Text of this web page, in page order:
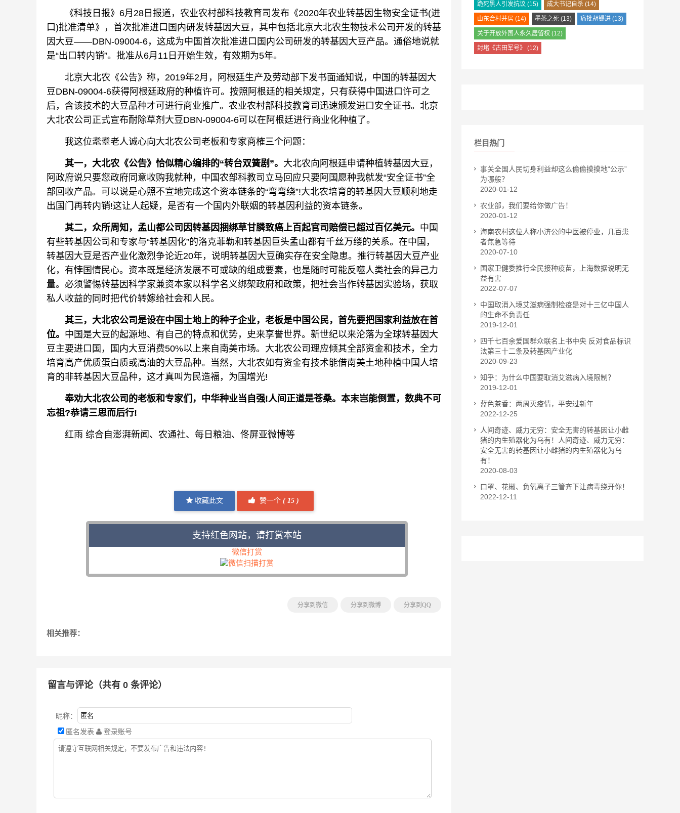
《科技日报》6月28日报道，农业农村部科技教育司发布《2020年农业转基因生物安全证书(进
口)批准清单》，首次批准进口国内研发转基因大豆，其中包括北京大北农生物技术公司开发的转基
因大豆——DBN-09004-6，这成为中国首次批准进口国内公司研发的转基因大豆产品。通俗地说就
是“出口转内销”。批准从6月11日开始生效，有效期为5年。
北京大北农《公告》称，2019年2月，阿根廷生产及劳动部下发书面通知说，中国的转基因大
豆DBN-09004-6获得阿根廷政府的种植许可。按照阿根廷的相关规定，只有获得中国进口许可之
后，含该技术的大豆品种才可进行商业推广。农业农村部科技教育司迅速颁发进口安全证书。北京
大北农公司正式宣布耐除草剂大豆DBN-09004-6可以在阿根廷进行商业化种植了。
我这位耄耋老人诚心向大北农公司老板和专家商榷三个问题：
其一，大北农《公告》恰似精心编排的“转台双簧剧”。 大北农向阿根廷申请种植转基因大豆，
阿政府说只要您政府同意收购我就种，中国农部科教司立马回应只要阿国愿种我就发“安全证书”全
部回收产品。可以说是心照不宣地完成这个资本链条的“弯弯绕”!大北农培育的转基因大豆顺利地走
出国门再转内销!这让人起疑，是否有一个国内外联姻的转基因利益的资本链条。
其二，众所周知，孟山都公司因转基因捆绑草甘膦致癌上百起官司赔偿已超过百亿美元。 中国
有些转基因公司和专家与“转基因化”的洛克菲勒和转基因巨头孟山都有千丝万缕的关系。在中国，
转基因大豆是否产业化激烈争论近20年，说明转基因大豆确实存在安全隐患。推行转基因大豆产业
化，有悖国情民心。资本既是经济发展不可或缺的组成要素，也是随时可能反噬人类社会的异己力
量。必须警惕转基因科学家兼资本家以科学名义绑架政府和政策，把社会当作转基因实验场，获取
私人收益的同时把代价转嫁给社会和人民。
其三，大北农公司是设在中国土地上的种子企业，老板是中国公民，首先要把国家利益放在首
位。 中国是大豆的起源地、有自己的特点和优势，史来享誉世界。新世纪以来沦落为全球转基因大
豆主要进口国，国内大豆消费50%以上来自南美市场。大北农公司理应倾其全部资金和技术，全力
培育高产优质蛋白质或高油的大豆品种。当然，大北农如有资金有技术能借南美土地种植中国人培
育的非转基因大豆品种，这才真叫为民造福，为国增光!
奉劝大北农公司的老板和专家们，中华种业当自强!人间正道是苍桑。本末岂能倒置，数典不可
忘祖?恭请三思而后行!
红雨 综合自澎湃新闻、农通社、每日粮油、佟屏亚微博等
收藏此文 赞一个 (15 )
支持红色网站，请打赏本站
微信打赏
分享到微信 分享到微博 分享到QQ
相关推荐：
留言与评论（共有 0 条评论）
昵称：
匿名发表
登录账号
跪死黑人引发抗议 (15) 成大书记自杀 (14)
山东合村并居 (14) 墨茶之死 (13) 痛批胡锡进 (13)
关于开放外国人永久居留权 (12)
封堵《古田军号》 (12)
栏目热门
事关全国人民切身利益却这么偷偷摸摸地“公示”
为哪般？
2020-01-12
农业部，我们要给你做广告！
2020-01-12
海南农村这位人称小济公的中医被停业，几百患
者焦急等待
2020-07-10
国家卫健委推行全民接种疫苗，上海数据说明无
益有害
2022-07-07
中国取消入境艾滋病强制检疫是对十三亿中国人
的生命不负责任
2019-12-01
四千七百余爱国群众联名上书中央 反对食品标识
法第三十二条及转基因产业化
2020-09-23
知乎：为什么中国要取消艾滋病入境限制？
2019-12-01
蓝色茶香：两周灭疫情，平安过新年
2022-12-25
人间奇迹、威力无穷：安全无害的转基因让小雌
猪的内生殖器化为乌有！人间奇迹、威力无穷：
安全无害的转基因让小雌猪的内生殖器化为乌
有！
2020-08-03
口罩、花椒、负氧离子三管齐下让病毒绕开你！
2022-12-11